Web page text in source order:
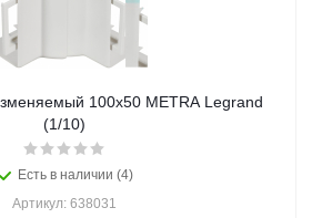
100x50 METRA Legrand
(1/10)
Есть в наличии (4)
Артикул: 638031